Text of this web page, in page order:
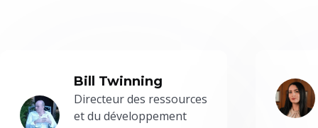
Bill Twinning
Directeur des ressources
et du développement